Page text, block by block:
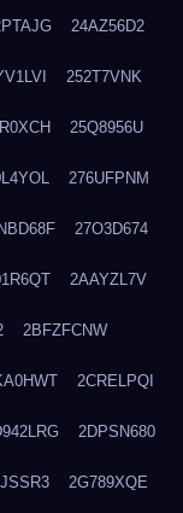
24AZ56D2
252T7VNK
25Q8956U
276UFPNM
27O3D674
2AAYZL7V
2BFZFCNW
2CRELPQI
2DPSN680
2G789XQE